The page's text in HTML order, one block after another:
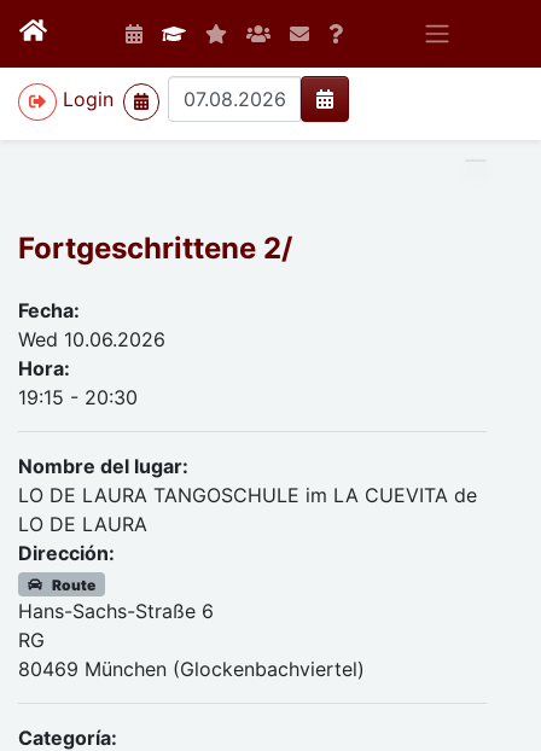
Login
>
Fortgeschrittene 2/
Fecha:
Wed 10.06.2026
Hora:
19:15 - 20:30
Nombre del lugar:
LO DE LAURA TANGOSCHULE im LA CUEVITA de
LO DE LAURA
Dirección:
Route
Hans-Sachs-Straße 6
RG
80469 München (Glockenbachviertel)
Categoría: